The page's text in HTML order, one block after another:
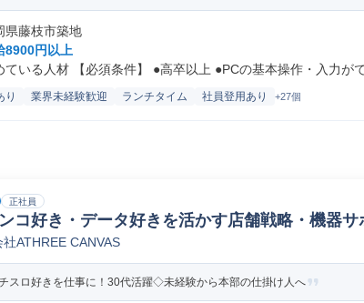
県藤枝市築地
8900円以上
ている人材 【必須条件】 ●高卒以上 ●PCの基本操作・入力がで
り 業界未経験歓迎 ランチタイム 社員登用あり +27個
正社員
コ好き・データ好きを活かす店舗戦略・機器サ
ATHREE CANVAS
スロ好きを仕事に！30代活躍◇未経験から本部の仕掛け人へ